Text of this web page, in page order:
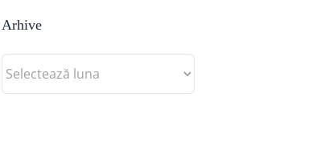
Arhive
Arhive